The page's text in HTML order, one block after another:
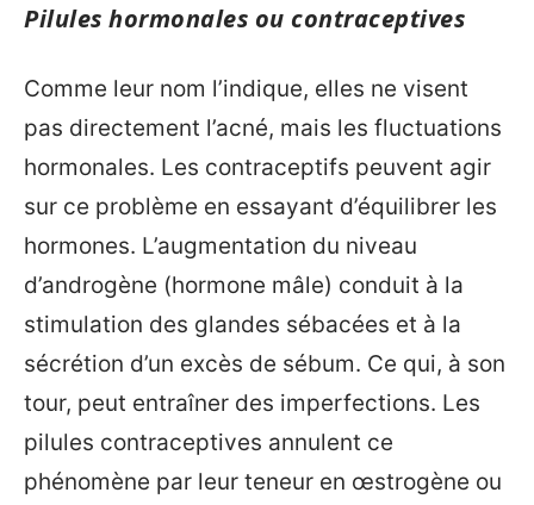
Pilules hormonales ou contraceptives
Comme leur nom l’indique, elles ne visent
pas directement l’acné, mais les fluctuations
hormonales. Les contraceptifs peuvent agir
sur ce problème en essayant d’équilibrer les
hormones. L’augmentation du niveau
d’androgène (hormone mâle) conduit à la
stimulation des glandes sébacées et à la
sécrétion d’un excès de sébum. Ce qui, à son
tour, peut entraîner des imperfections. Les
pilules contraceptives annulent ce
phénomène par leur teneur en œstrogène ou